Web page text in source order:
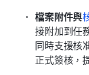
檔案附件與
接附加到任
同時支援核
正式簽核，